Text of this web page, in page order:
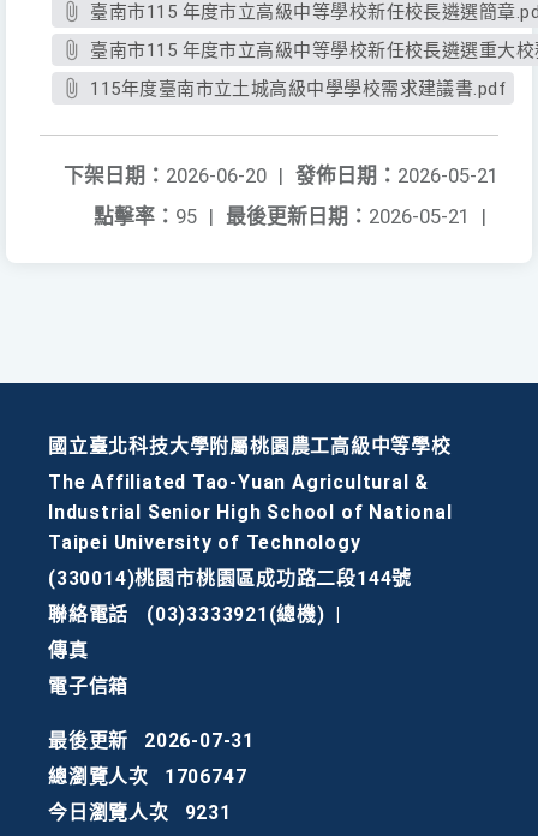
臺南市115 年度市立高級中等學校新任校長遴選簡章
臺南市115 年度市立高級中等學校新任校長遴選重大
115年度臺南市立土城高級中學學校需求建議書.pdf
發佈日期： 2026-05-21
下架日期： 2026-06-20 |
最後更新日期： 2026-05-21 |
點擊率： 95 |
國立臺北科技大學附屬桃園農工高級中等學校
The Affiliated Tao-Yuan Agricultural &
Industrial Senior High School of National
Taipei University of Technology
(330014)桃園市桃園區成功路二段144號
聯絡電話
(03)3333921(總機)
傳真
電子信箱
最後更新
2026-07-31
總瀏覽人次
1706747
今日瀏覽人次
9231